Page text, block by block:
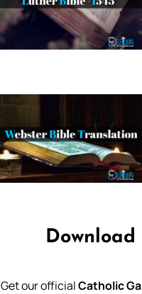
October 17,
October 11,
Get our officialCatholic